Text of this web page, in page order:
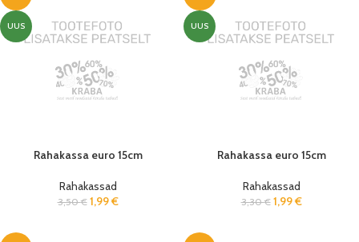
UUS
Rahakassa euro 15cm
Rahakassad
3,50€ 1,99€
UUS
Rahakassa euro 15cm
Rahakassad
3,30€ 1,99€